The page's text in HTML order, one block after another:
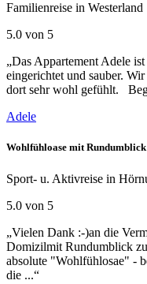
Familienreise in Westerland
5.0 von 5
„Das Appartement Adele
eingerichtet und sauber.
dort sehr wohl gefühlt.
Adele
Wohlfühloase mit Rundumblick
Sport- u. Aktivreise in
5.0 von 5
„Vielen Dank :-)an die
Domizilmit Rundumblick
absolute "Wohlfühlosae" -
die ...“